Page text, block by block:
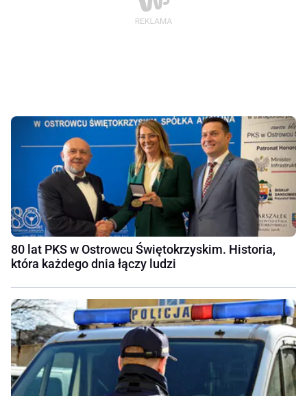
80 lat PKS w Ostrowcu Świętokrzyskim. Historia,
która każdego dnia łączy ludzi